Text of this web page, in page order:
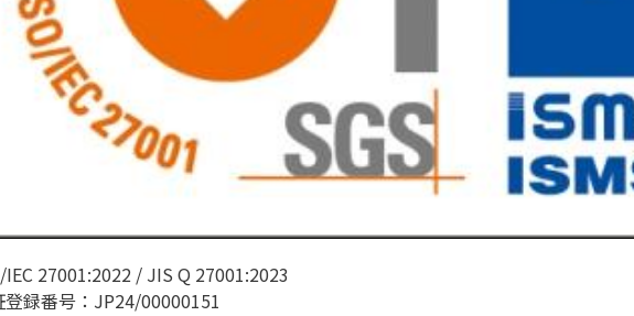
IEC 27001:2022 / JIS Q 27001:2023
登録番号：JP24/00000151